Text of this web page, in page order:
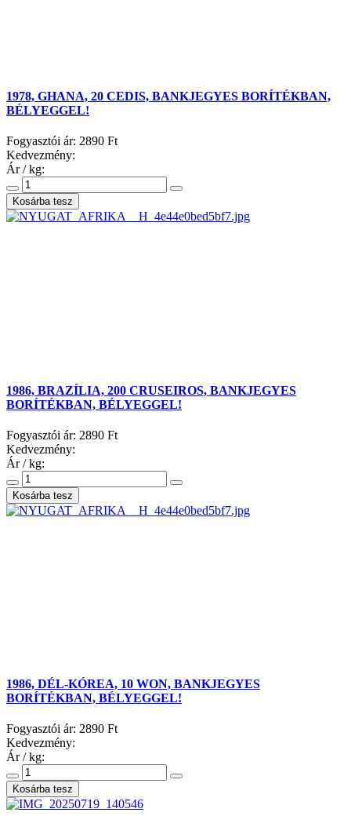
1978, GHANA, 20 CEDIS, BANKJEGYES BORÍTÉKBAN,
BÉLYEGGEL!
Fogyasztói ár: 2890 Ft
Kedvezmény:
Ár / kg:
1986, BRAZÍLIA, 200 CRUSEIROS, BANKJEGYES
BORÍTÉKBAN, BÉLYEGGEL!
Fogyasztói ár: 2890 Ft
Kedvezmény:
Ár / kg:
1986, DÉL-KÓREA, 10 WON, BANKJEGYES
BORÍTÉKBAN, BÉLYEGGEL!
Fogyasztói ár: 2890 Ft
Kedvezmény:
Ár / kg: